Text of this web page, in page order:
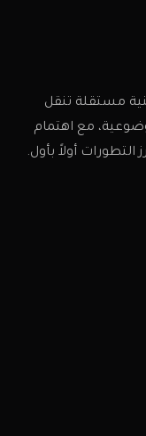
مستقلة تنقل
مع اهتمام
أولاً بأول.